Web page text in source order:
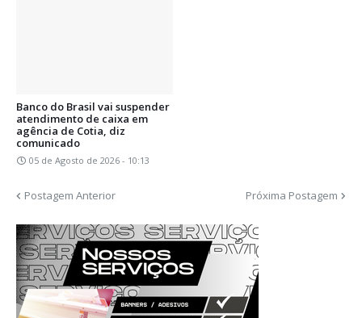
Banco do Brasil vai suspender
atendimento de caixa em
agência de Cotia, diz
comunicado
05 de Agosto de 2026 - 10:13
Postagem Anterior Próxima Postagem